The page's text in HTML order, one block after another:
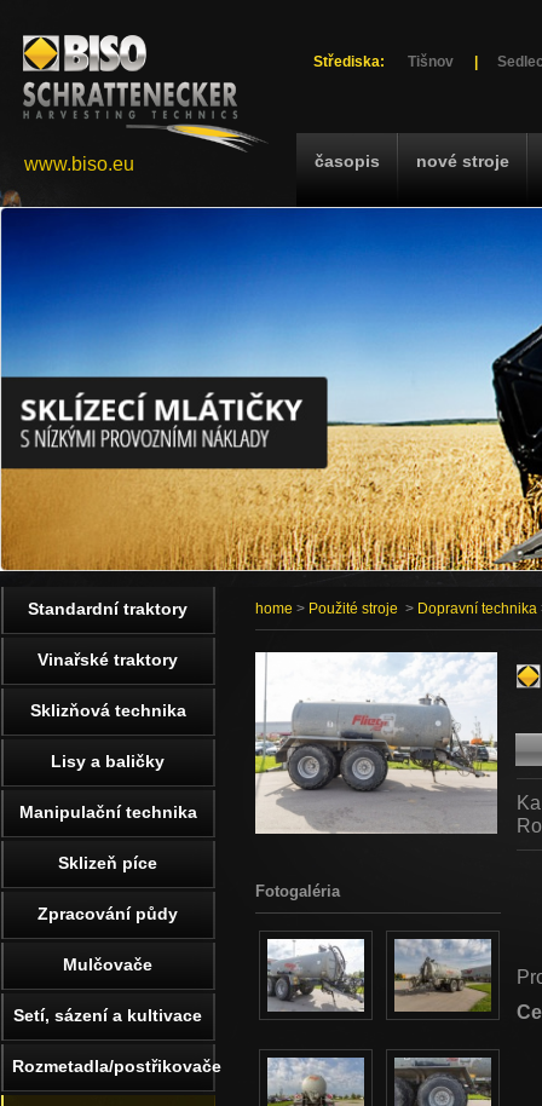
Střediska: Tišnov
časopis nové stroje
www.biso.eu
home > Použité stroje > Dopravní technika
Fotogaléria
Standardní traktory
Vinařské traktory
Sklizňová technika
Lisy a baličky
Manipulační technika
Sklizeň píce
Zpracování půdy
Mulčovače
Setí, sázení a kultivace
Rozmetadla/postřikovače